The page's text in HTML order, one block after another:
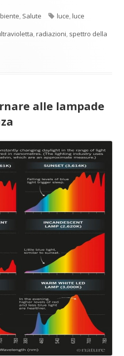
, Salute Tag
luce,luce
,radiazioni, spettro della
alle lampade